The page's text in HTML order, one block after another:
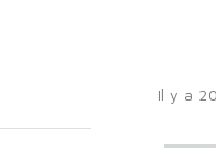
Il y a